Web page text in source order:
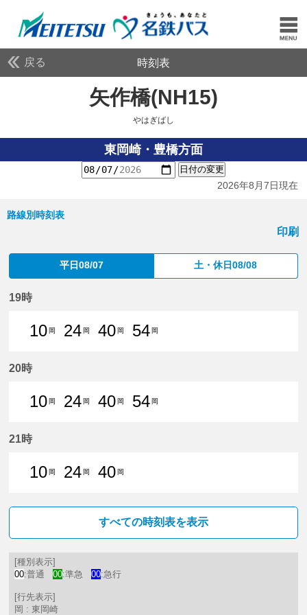
戻る 時刻表
矢作橋(NH15)
やはぎばし
東岡崎・豊橋方面
日付の変更
2026年8月7日現在
路線別時刻表
印刷
平日08/07 土・休日08/08
19時
10 岡
24 岡
40 岡
54 岡
20時
10 岡
24 岡
40 岡
54 岡
21時
10 岡
24 岡
40 岡
すべての時刻表を表示
[種別表示]
00:普通 00:準急 00:急行
[行先表示]
岡 : 東岡崎